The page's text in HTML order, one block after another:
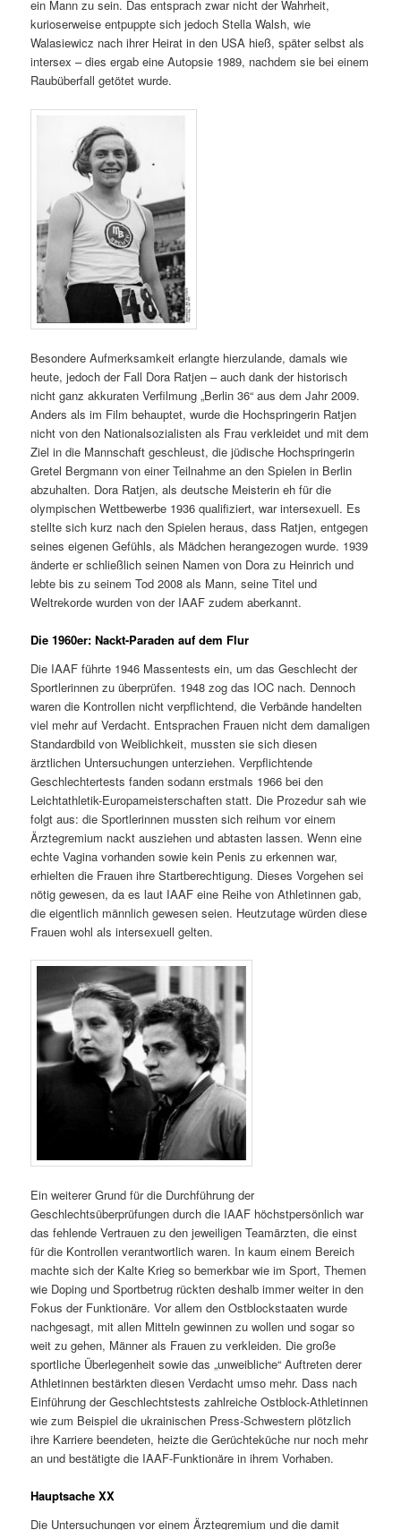
ein Mann zu sein. Das entsprach zwar nicht der Wahrheit,
kurioserweise entpuppte sich jedoch Stella Walsh, wie
Walasiewicz nach ihrer Heirat in den USA hieß, später selbst als
intersex – dies ergab eine Autopsie 1989, nachdem sie bei einem
Raubüberfall getötet wurde.
Besondere Aufmerksamkeit erlangte hierzulande, damals wie
heute, jedoch der Fall Dora Ratjen – auch dank der historisch
nicht ganz akkuraten Verfilmung „Berlin 36“ aus dem Jahr 2009.
Anders als im Film behauptet, wurde die Hochspringerin Ratjen
nicht von den Nationalsozialisten als Frau verkleidet und mit dem
Ziel in die Mannschaft geschleust, die jüdische Hochspringerin
Gretel Bergmann von einer Teilnahme an den Spielen in Berlin
abzuhalten. Dora Ratjen, als deutsche Meisterin eh für die
olympischen Wettbewerbe 1936 qualifiziert, war intersexuell. Es
stellte sich kurz nach den Spielen heraus, dass Ratjen, entgegen
seines eigenen Gefühls, als Mädchen herangezogen wurde. 1939
änderte er schließlich seinen Namen von Dora zu Heinrich und
lebte bis zu seinem Tod 2008 als Mann, seine Titel und
Weltrekorde wurden von der IAAF zudem aberkannt.
Die 1960er: Nackt-Paraden auf dem Flur
Die IAAF führte 1946 Massentests ein, um das Geschlecht der
Sportlerinnen zu überprüfen. 1948 zog das IOC nach. Dennoch
waren die Kontrollen nicht verpflichtend, die Verbände handelten
viel mehr auf Verdacht. Entsprachen Frauen nicht dem damaligen
Standardbild von Weiblichkeit, mussten sie sich diesen
ärztlichen Untersuchungen unterziehen. Verpflichtende
Geschlechtertests fanden sodann erstmals 1966 bei den
Leichtathletik-Europameisterschaften statt. Die Prozedur sah wie
folgt aus: die Sportlerinnen mussten sich reihum vor einem
Ärztegremium nackt ausziehen und abtasten lassen. Wenn eine
echte Vagina vorhanden sowie kein Penis zu erkennen war,
erhielten die Frauen ihre Startberechtigung. Dieses Vorgehen sei
nötig gewesen, da es laut IAAF eine Reihe von Athletinnen gab,
die eigentlich männlich gewesen seien. Heutzutage würden diese
Frauen wohl als intersexuell gelten.
Ein weiterer Grund für die Durchführung der
Geschlechtsüberprüfungen durch die IAAF höchstpersönlich war
das fehlende Vertrauen zu den jeweiligen Teamärzten, die einst
für die Kontrollen verantwortlich waren. In kaum einem Bereich
machte sich der Kalte Krieg so bemerkbar wie im Sport, Themen
wie Doping und Sportbetrug rückten deshalb immer weiter in den
Fokus der Funktionäre. Vor allem den Ostblockstaaten wurde
nachgesagt, mit allen Mitteln gewinnen zu wollen und sogar so
weit zu gehen, Männer als Frauen zu verkleiden. Die große
sportliche Überlegenheit sowie das „unweibliche“ Auftreten derer
Athletinnen bestärkten diesen Verdacht umso mehr. Dass nach
Einführung der Geschlechtstests zahlreiche Ostblock-Athletinnen
wie zum Beispiel die ukrainischen Press-Schwestern plötzlich
ihre Karriere beendeten, heizte die Gerüchteküche nur noch mehr
an und bestätigte die IAAF-Funktionäre in ihrem Vorhaben.
Hauptsache XX
Die Untersuchungen vor einem Ärztegremium und die damit